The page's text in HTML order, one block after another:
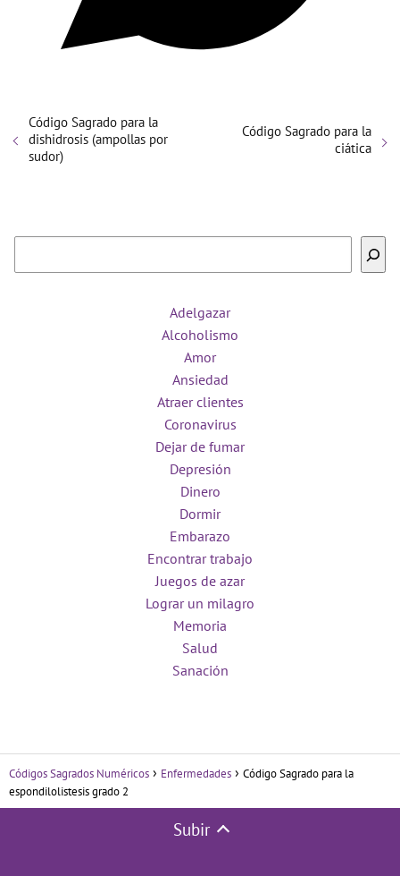
Código Sagrado para la
dishidrosis (ampollas por
sudor)
Código Sagrado para la
ciática
Adelgazar
Alcoholismo
Amor
Ansiedad
Atraer clientes
Coronavirus
Dejar de fumar
Depresión
Dinero
Dormir
Embarazo
Encontrar trabajo
Juegos de azar
Lograr un milagro
Memoria
Salud
Sanación
Códigos Sagrados Numéricos Enfermedades
Código Sagrado para la
espondilolistesis grado 2
Subir